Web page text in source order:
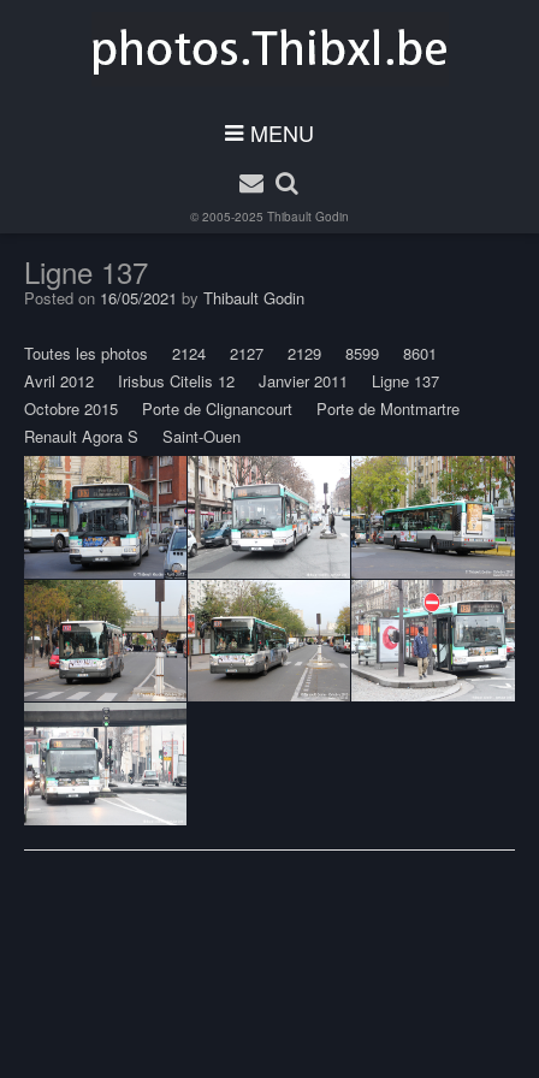
MENU
© 2005-2025 Thibault Godin
Ligne 137
Posted on 16/05/2021 by Thibault Godin
Toutes les photos 2124 2127 2129 8599
8601
Avril 2012
Irisbus Citelis 12 Janvier 2011
Ligne 137
Octobre 2015
Porte de Clignancourt
Porte de Montmartre
Renault Agora S
Saint-Ouen
Post